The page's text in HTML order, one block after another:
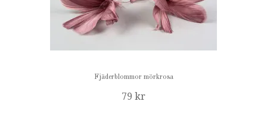
Fjäderblommor mörkrosa
79 kr